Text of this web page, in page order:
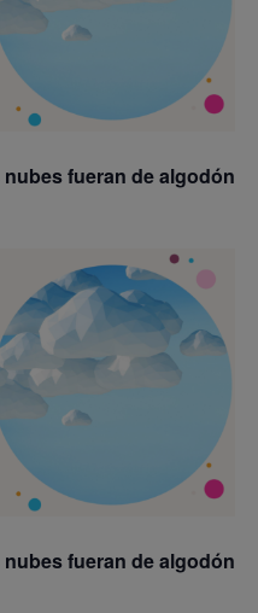
fueran de algodón
fueran de algodón